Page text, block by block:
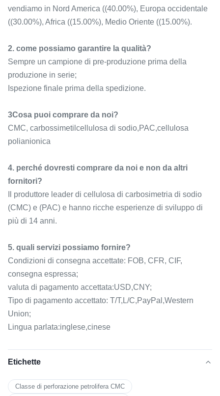
vendiamo in Nord America ((40.00%), Europa occidentale
((30.00%), Africa ((15.00%), Medio Oriente ((15.00%).
2. come possiamo garantire la qualità?
Sempre un campione di pre-produzione prima della
produzione in serie;
Ispezione finale prima della spedizione.
3Cosa puoi comprare da noi?
CMC, carbossimetilcellulosa di sodio,PAC,cellulosa
polianionica
4. perché dovresti comprare da noi e non da altri
fornitori?
Il produttore leader di cellulosa di carbosimetria di sodio
(CMC) e (PAC) e hanno ricche esperienze di sviluppo di
più di 14 anni.
5. quali servizi possiamo fornire?
Condizioni di consegna accettate: FOB, CFR, CIF,
consegna espressa;
valuta di pagamento accettata:USD,CNY;
Tipo di pagamento accettato: T/T,L/C,PayPal,Western
Union;
Lingua parlata:inglese,cinese
Etichette
Classe di perforazione petrolifera CMC